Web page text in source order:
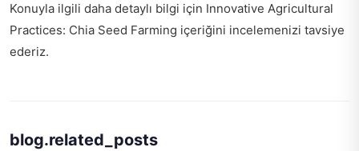
Konuyla ilgili daha detaylı bilgi için Innovative Agricultural
Practices: Chia Seed Farming içeriğini incelemenizi tavsiye
ederiz.
blog.related_posts